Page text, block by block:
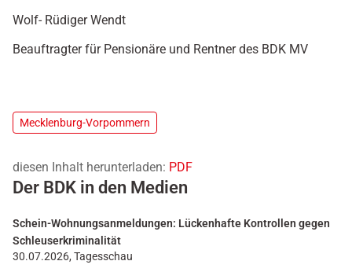
Wolf- Rüdiger Wendt
Beauftragter für Pensionäre und Rentner des BDK MV
Mecklenburg-Vorpommern
diesen Inhalt herunterladen: PDF
Der BDK in den Medien
Schein-Wohnungsanmeldungen: Lückenhafte Kontrollen gegen
Schleuserkriminalität
30.07.2026, Tagesschau